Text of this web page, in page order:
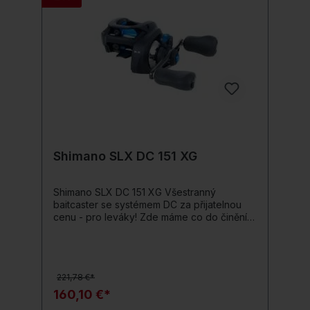
převelkými knoflíky pro lepší úchop
Shimano SLX DC 151 XG
Shimano SLX DC 151 XG Všestranný
baitcaster se systémem DC za přijatelnou
cenu - pro leváky! Zde máme co do činění s
využití, které přesvědčí mnoho rybářů!
Matně černá karoserie Hagane nejen
vypadá úchvatně, ale také zajišťuje, že
221,78 €*
160,10 €*